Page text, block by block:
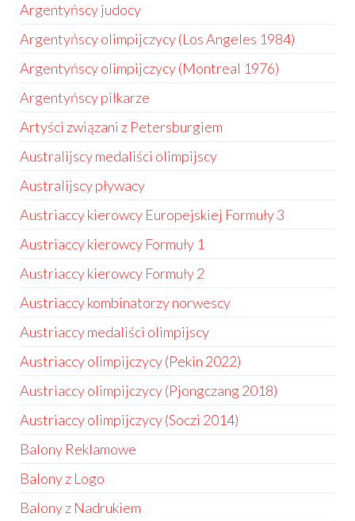
Argentyńscy judocy
Argentyńscy olimpijczycy (Los Angeles 1984)
Argentyńscy olimpijczycy (Montreal 1976)
Argentyńscy piłkarze
Artyści związani z Petersburgiem
Australijscy medaliści olimpijscy
Australijscy pływacy
Austriaccy kierowcy Europejskiej Formuły 3
Austriaccy kierowcy Formuły 1
Austriaccy kierowcy Formuły 2
Austriaccy kombinatorzy norwescy
Austriaccy medaliści olimpijscy
Austriaccy olimpijczycy (Pekin 2022)
Austriaccy olimpijczycy (Pjongczang 2018)
Austriaccy olimpijczycy (Soczi 2014)
Balony Reklamowe
Balony z Logo
Balony z Nadrukiem